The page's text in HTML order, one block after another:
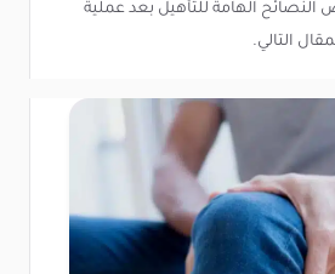
النصائح الهامة للتأهيل بعد عملية
التالي.